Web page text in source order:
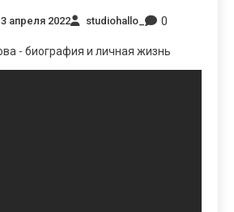
3 апреля 2022 studiohallo_ 0